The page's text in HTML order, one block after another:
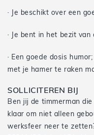
· Je beschikt over een
· Je bent in het bezit
· Een goede dosis
met je hamer te raken
SOLLICITEREN BIJ
Ben jij de timmerman
klaar om niet alleen
werksfeer neer te